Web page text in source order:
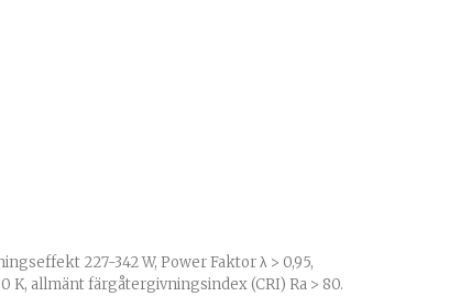
227-342 W, Power Faktor λ > 0,95,
allmänt färgåtergivningsindex (CRI) Ra > 80.